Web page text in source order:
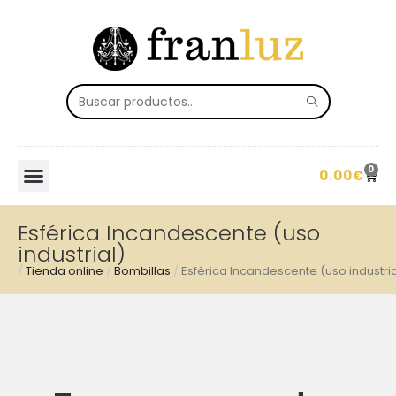
0.00€ 0
Esférica Incandescente (uso
industrial)
/ Tienda online / Bombillas / Esférica Incandescente (uso